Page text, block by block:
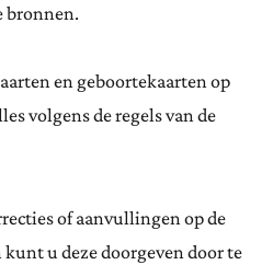
bronnen.
en geboortekaarten op
volgens de regels van de
of aanvullingen op de
u deze doorgeven door te